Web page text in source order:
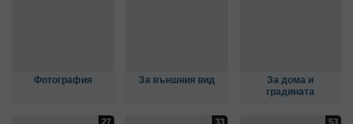
Фотография За външния вид
За дома и
градината